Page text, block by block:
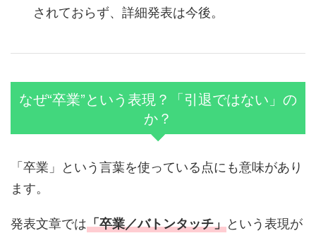
されておらず、詳細発表は今後。
なぜ“卒業”という表現？「引退ではない」の
か？
「卒業」という言葉を使っている点にも意味があり
ます。
発表文章では「卒業／バトンタッチ」という表現が